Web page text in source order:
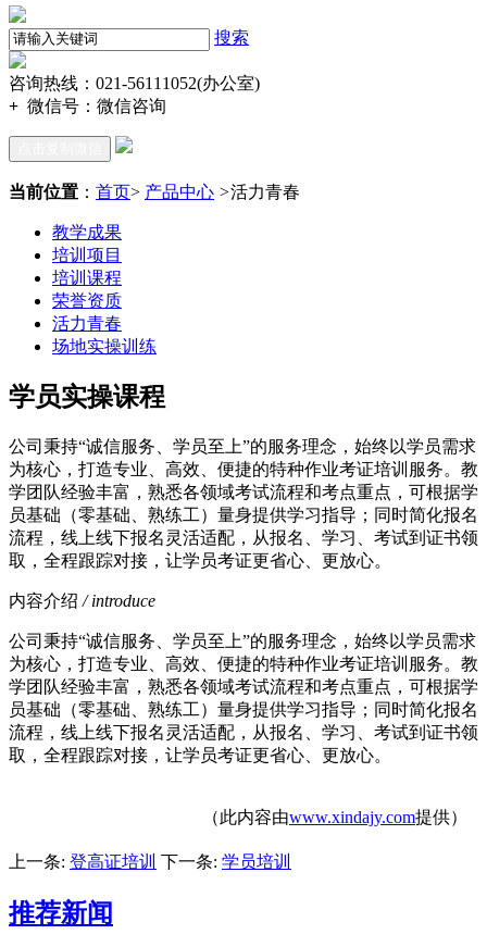
搜索
咨询热线：021-56111052(办公室)
+ 微信号： 微信咨询
当前位置 ： 首页> 产品中心 >活力青春
教学成果
培训项目
培训课程
荣誉资质
活力青春
场地实操训练
学员实操课程
公司秉持“诚信服务、学员至上”的服务理念，始终以学员需求
为核心，打造专业、高效、便捷的特种作业考证培训服务。教
学团队经验丰富，熟悉各领域考试流程和考点重点，可根据学
员基础（零基础、熟练工）量身提供学习指导；同时简化报名
流程，线上线下报名灵活适配，从报名、学习、考试到证书领
取，全程跟踪对接，让学员考证更省心、更放心。
内容介绍 / introduce
公司秉持“诚信服务、学员至上”的服务理念，始终以学员需求
为核心，打造专业、高效、便捷的特种作业考证培训服务。教
学团队经验丰富，熟悉各领域考试流程和考点重点，可根据学
员基础（零基础、熟练工）量身提供学习指导；同时简化报名
流程，线上线下报名灵活适配，从报名、学习、考试到证书领
取，全程跟踪对接，让学员考证更省心、更放心。
（此内容由www.xindajy.com提供）
上一条: 登高证培训 下一条: 学员培训
推荐新闻